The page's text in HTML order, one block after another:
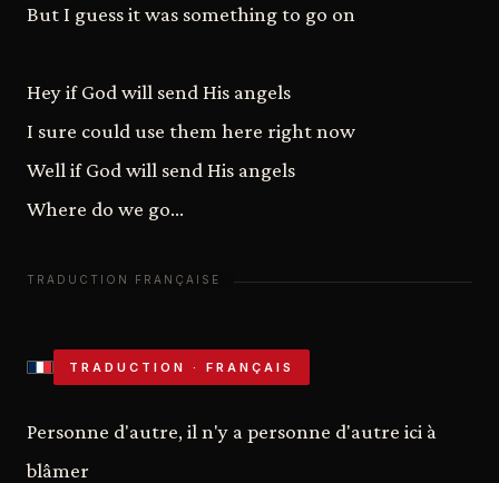
But I guess it was something to go on
Hey if God will send His angels
I sure could use them here right now
Well if God will send His angels
Where do we go…
TRADUCTION · FRANÇAIS
Personne d'autre, il n'y a personne d'autre ici à
blâmer